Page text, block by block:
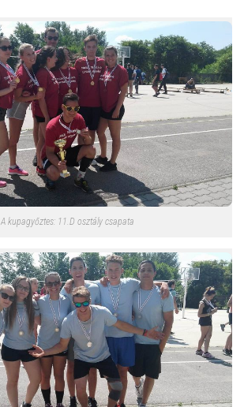
A kupagyőztes: 11.D osztály csapata